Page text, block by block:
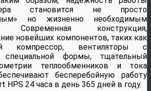
становится не просто
но жизненно необходимым
Современная конструкция,
новейших компонентов, таких как
компрессор, вентиляторы с
специальной формы, тщательный
теплообменников и тока
бесперебойную работу
HPS 24 часа в день 365 дней в году.